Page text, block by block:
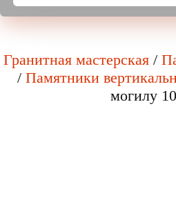
Гранитная мастерская /
/ Памятники
могилу